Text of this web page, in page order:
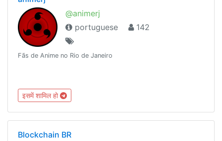
@animerj
portuguese
142
Fãs de Anime no Rio de Janeiro
इसमें शामिल हो
Blockchain BR